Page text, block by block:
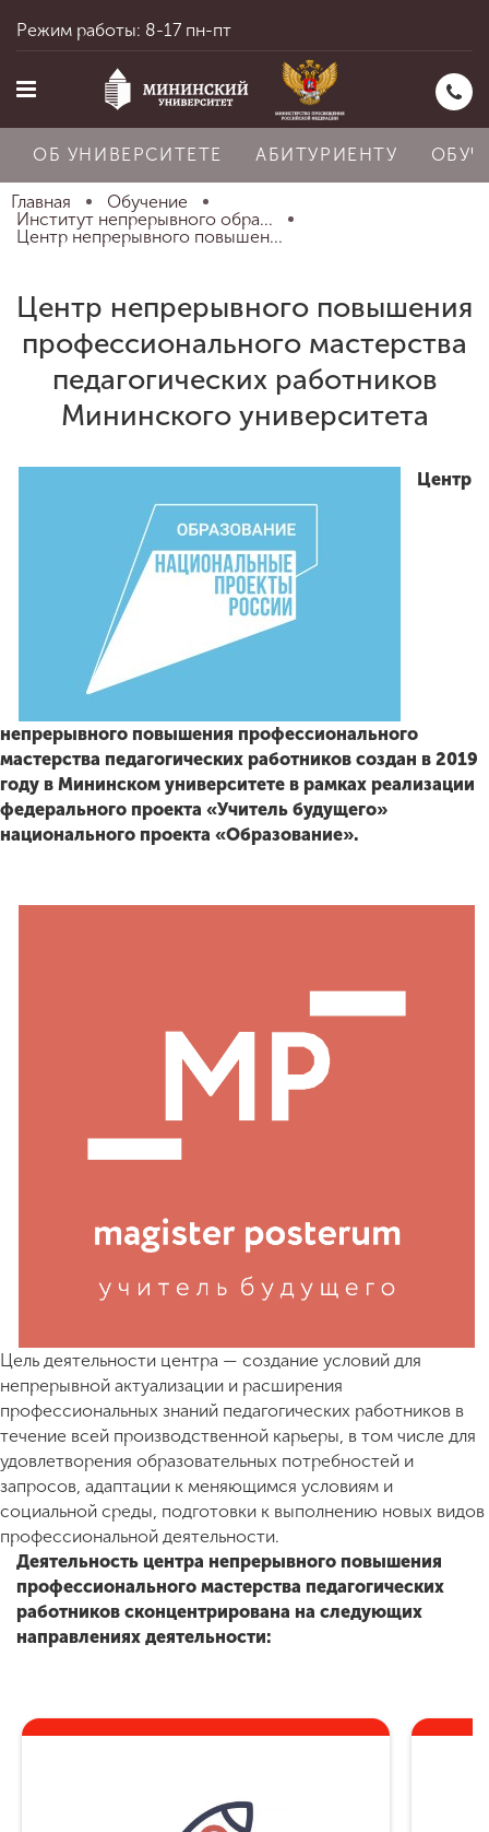
Об университете
Абитуриенту
Наука
Международная
деятельность
Другие виды
деятельности
Студенческая жизнь
CHI
Приемная
Режим работы: 8-17 пн-пт
ОБ УНИВЕРСИТЕТЕ АБИТУРИЕНТУ
Главная
Обучение
Институт непрерывного обра...
Центр непрерывного повышен...
Центр непрерывного повышения
профессионального мастерства
педагогических работников
Мининского университета
Центр
непрерывного повышения профессионального
мастерства педагогических работников создан в 2019
году в Мининском университете в рамках реализации
федерального проекта «Учитель будущего»
национального проекта «Образование».
Цель деятельности центра — создание условий для
непрерывной актуализации и расширения
профессиональных знаний педагогических работников в
течение всей производственной карьеры, в том числе для
удовлетворения образовательных потребностей и
запросов, адаптации к меняющимся условиям и
социальной среды, подготовки к выполнению новых видов
профессиональной деятельности.
Деятельность центра непрерывного повышения
профессионального мастерства педагогических
работников сконцентрирована на следующих
направлениях деятельности: